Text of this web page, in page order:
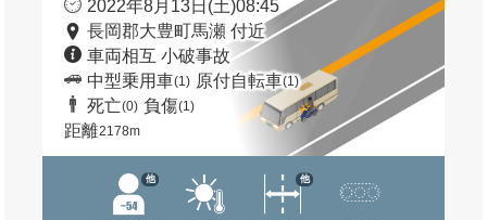
2022年8月13日(土)08:45
長岡郡大豊町馬瀬 付近
車両相互 小破事故
中型乗用車(1) 原付自転車(1)
死亡(0) 負傷(1)
距離2178m
他 他